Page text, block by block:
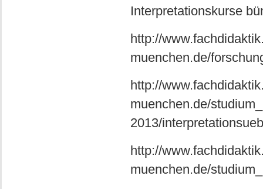
Interpretationskurse
http://
muenchen.de/
http://
muenchen.de/
2013/
http://
muenchen.de/